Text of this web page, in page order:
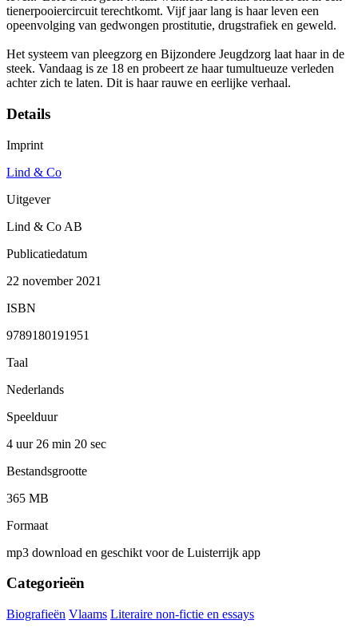
tienerpooiercircuit terechtkomt. Vijf jaar lang is haar leven een
opeenvolging van gedwongen prostitutie, drugstrafiek en geweld.
Het systeem van pleegzorg en Bijzondere Jeugdzorg laat haar in de
steek. Vandaag is ze 18 en probeert ze haar tumultueuze verleden
achter zich te laten. Dit is haar rauwe en eerlijke verhaal.
Details
Imprint
Lind & Co
Uitgever
Lind & Co AB
Publicatiedatum
22 november 2021
ISBN
9789180191951
Taal
Nederlands
Speelduur
4 uur 26 min 20 sec
Bestandsgrootte
365 MB
Formaat
mp3 download en geschikt voor de Luisterrijk app
Categorieën
Biografieën Vlaams Literaire non-fictie en essays